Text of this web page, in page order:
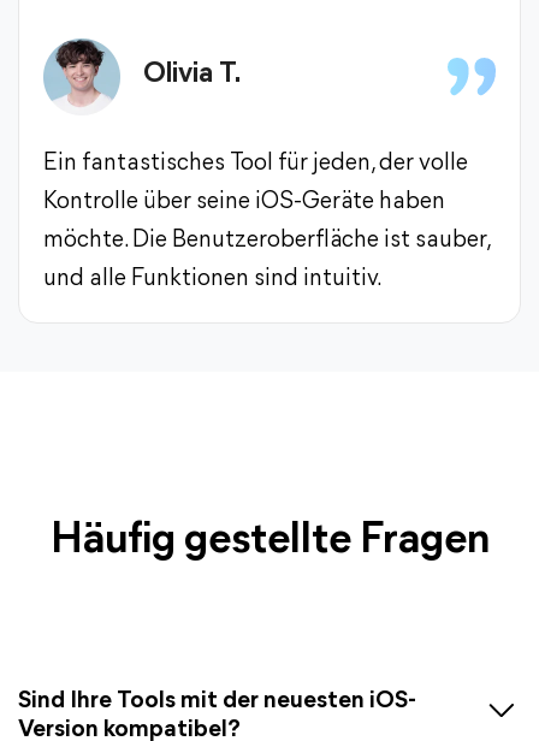
Olivia T.
Ein fantastisches Tool für jeden, der volle
Kontrolle über seine iOS-Geräte haben
möchte. Die Benutzeroberfläche ist sauber,
und alle Funktionen sind intuitiv.
Häufig gestellte Fragen
Sind Ihre Tools mit der neuesten iOS-
Version kompatibel?